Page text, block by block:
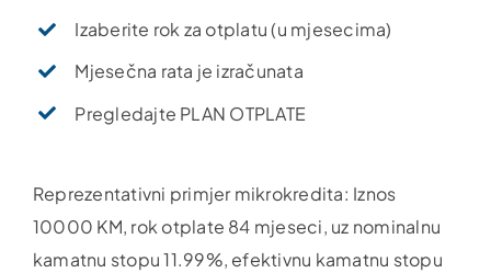
Izaberite rok za otplatu (u mjesecima)
Mjesečna rata je izračunata
Pregledajte PLAN OTPLATE
Reprezentativni primjer mikrokredita: Iznos
10000 KM, rok otplate 84 mjeseci, uz nominalnu
kamatnu stopu 11.99%, efektivnu kamatnu stopu